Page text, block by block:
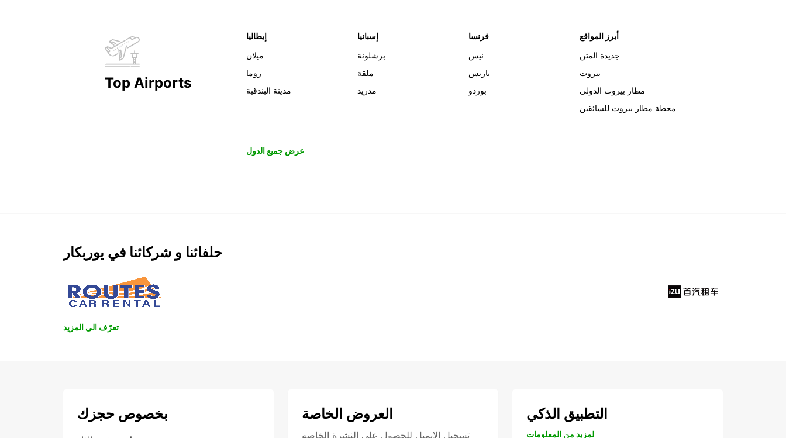
Top Airports
إيطاليا
ميلان
روما
مدينة البندقية
إسبانيا
برشلونة
ملقة
مدريد
فرنسا
نيس
باريس
بوردو
أبرز المواقع
جديدة المتن
بيروت
مطار بيروت الدولي
محطة مطار بيروت للسائقين
عرض جميع الدول
حلفائنا و شركائنا في يوربكار
تعرّف الى المزيد
بخصوص حجزك العروض الخاصة
تسجيل الايميل للحصول علي النشرة الخاصه
التطبيق الذكي
لمزيد من المعلومات